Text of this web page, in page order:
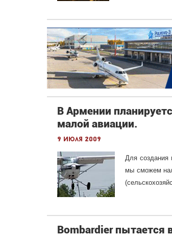
В Армении
малой авиации.
9 июля 2009
Для создания
мы сможем
Bombardier пытается